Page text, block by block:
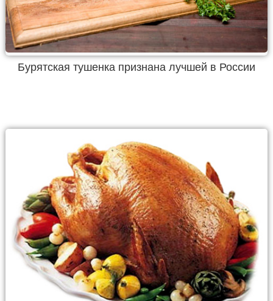
Бурятская тушенка признана лучшей в России